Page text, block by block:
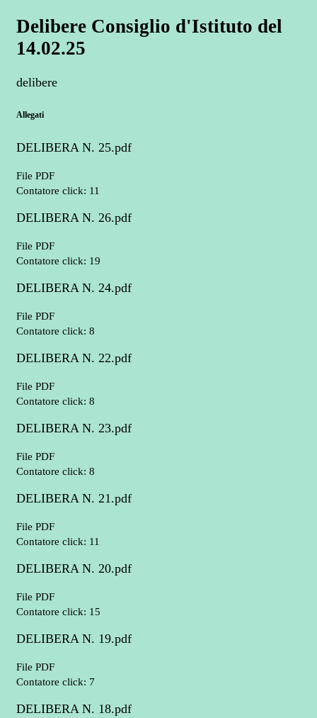
Delibere Consiglio d'Istituto del
14.02.25
delibere
Allegati
DELIBERA N. 25.pdf
File PDF
Contatore click: 11
DELIBERA N. 26.pdf
File PDF
Contatore click: 19
DELIBERA N. 24.pdf
File PDF
Contatore click: 8
DELIBERA N. 22.pdf
File PDF
Contatore click: 8
DELIBERA N. 23.pdf
File PDF
Contatore click: 8
DELIBERA N. 21.pdf
File PDF
Contatore click: 11
DELIBERA N. 20.pdf
File PDF
Contatore click: 15
DELIBERA N. 19.pdf
File PDF
Contatore click: 7
DELIBERA N. 18.pdf